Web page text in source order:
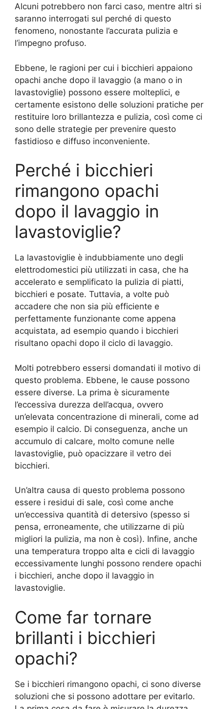
Alcuni potrebbero non farci caso, mentre altri si
saranno interrogati sul perché di questo
fenomeno, nonostante l’accurata pulizia e
l’impegno profuso.
Ebbene, le ragioni per cui i bicchieri appaiono
opachi anche dopo il lavaggio (a mano o in
lavastoviglie) possono essere molteplici, e
certamente esistono delle soluzioni pratiche per
restituire loro brillantezza e pulizia, così come ci
sono delle strategie per prevenire questo
fastidioso e diffuso inconveniente.
Perché i bicchieri
rimangono opachi
dopo il lavaggio in
lavastoviglie?
La lavastoviglie è indubbiamente uno degli
elettrodomestici più utilizzati in casa, che ha
accelerato e semplificato la pulizia di piatti,
bicchieri e posate. Tuttavia, a volte può
accadere che non sia più efficiente e
perfettamente funzionante come appena
acquistata, ad esempio quando i bicchieri
risultano opachi dopo il ciclo di lavaggio.
Molti potrebbero essersi domandati il motivo di
questo problema. Ebbene, le cause possono
essere diverse. La prima è sicuramente
l’eccessiva durezza dell’acqua, ovvero
un’elevata concentrazione di minerali, come ad
esempio il calcio. Di conseguenza, anche un
accumulo di calcare, molto comune nelle
lavastoviglie, può opacizzare il vetro dei
bicchieri.
Un’altra causa di questo problema possono
essere i residui di sale, così come anche
un’eccessiva quantità di detersivo (spesso si
pensa, erroneamente, che utilizzarne di più
migliori la pulizia, ma non è così). Infine, anche
una temperatura troppo alta e cicli di lavaggio
eccessivamente lunghi possono rendere opachi
i bicchieri, anche dopo il lavaggio in
lavastoviglie.
Come far tornare
brillanti i bicchieri
opachi?
Se i bicchieri rimangono opachi, ci sono diverse
soluzioni che si possono adottare per evitarlo.